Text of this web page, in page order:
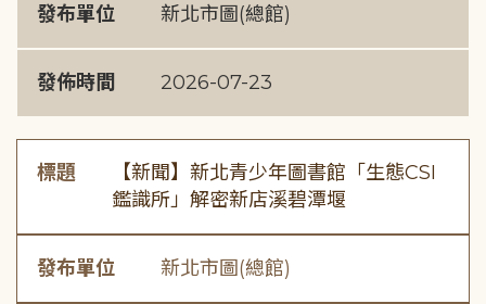
發布單位 新北市圖(總館)
發佈時間 2026-07-23
標題
【新聞】新北青少年圖書館「生態CSI
鑑識所」解密新店溪碧潭堰
發布單位 新北市圖(總館)